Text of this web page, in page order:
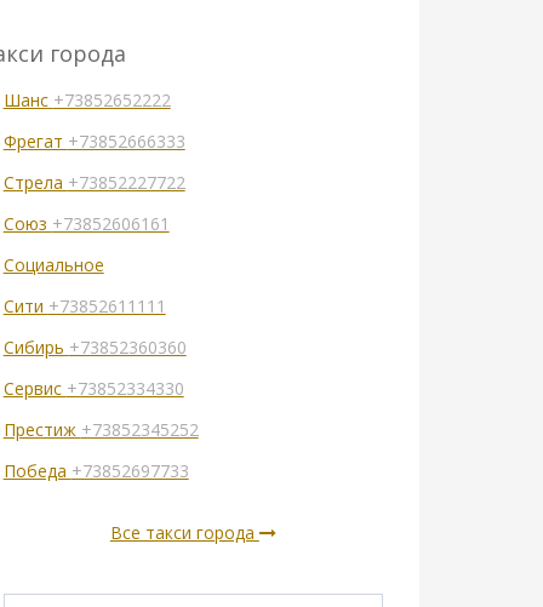
города
Шанс +73852652222
Фрегат +73852666333
Стрела +73852227722
Союз +73852606161
Социальное
Сити +73852611111
Сибирь +73852360360
Сервис +73852334330
Престиж +73852345252
Победа +73852697733
Все такси города